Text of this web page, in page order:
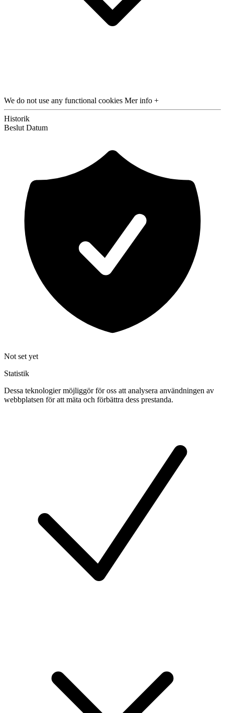
We do not use any functional cookies Mer info +
Historik
Beslut Datum
Not set yet
Statistik
Dessa teknologier möjliggör för oss att analysera användningen av
webbplatsen för att mäta och förbättra dess prestanda.